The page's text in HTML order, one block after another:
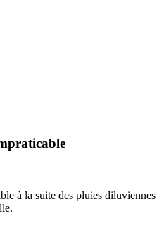
à la suite des pluies diluviennes